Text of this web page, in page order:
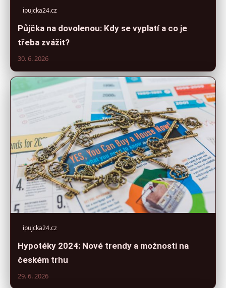
ipujcka24.cz
Půjčka na dovolenou: Kdy se vyplatí a co je
třeba zvážit?
30. 6. 2026
ipujcka24.cz
Hypotéky 2024: Nové trendy a možnosti na
českém trhu
29. 6. 2026